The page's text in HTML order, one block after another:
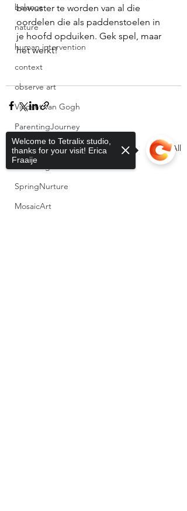
balance
nature
human intervention
context
observe art
Vincent van Gogh
ParentingJourney
InspiredByNature
ParentingAndArt
SpringNurture
MosaicArt
bewuster te worden van al die
oordelen die als paddenstoelen in
je hoofd opduiken. Gek spel, maar
het werkt!
Recent Posts See All
Welcome to Tetralix studio,
thanks for your visit! Erica
Fraaije